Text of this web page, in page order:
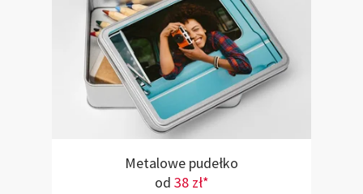
Metalowe pudełko
od 38 zł*